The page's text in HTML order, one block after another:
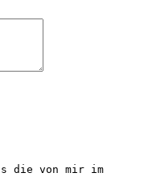
die von mir im